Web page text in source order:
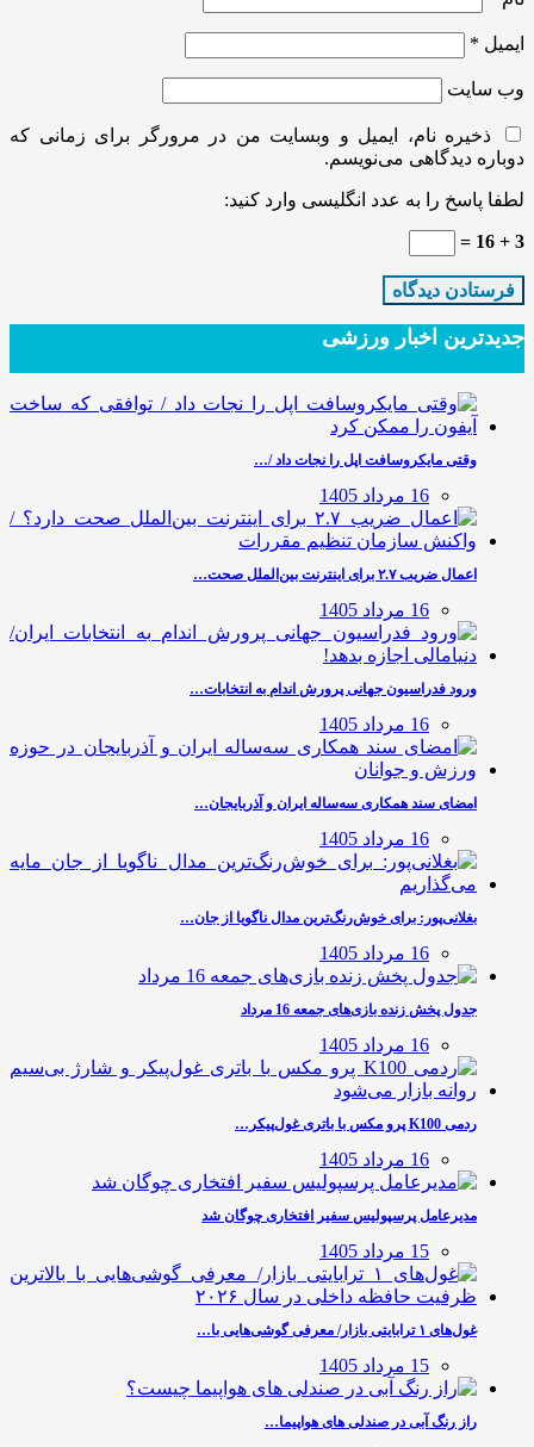
ایمیل *
وب‌ سایت
ذخیره نام، ایمیل و وبسایت من در مرورگر برای زمانی که
دوباره دیدگاهی می‌نویسم.
لطفا پاسخ را به عدد انگلیسی وارد کنید:
3 + 16 =
جدیدترین‌ اخبار ورزشی
وقتی مایکروسافت اپل را نجات داد /…
16 مرداد 1405
اعمال ضریب ۲.۷ برای اینترنت بین‌الملل صحت…
16 مرداد 1405
ورود فدراسیون جهانی پرورش اندام به انتخابات…
16 مرداد 1405
امضای سند همکاری سه‌ساله ایران و آذربایجان…
16 مرداد 1405
بغلانی‌پور: برای خوش‌رنگ‌ترین مدال ناگویا از جان…
16 مرداد 1405
جدول پخش زنده بازی‌های جمعه 16 مرداد
16 مرداد 1405
ردمی K100 پرو مکس با باتری غول‌پیکر…
16 مرداد 1405
مدیرعامل پرسپولیس سفیر افتخاری چوگان شد
15 مرداد 1405
غول‌های ۱ ترابایتی بازار/ معرفی گوشی‌هایی با…
15 مرداد 1405
راز رنگ آبی در صندلی های هواپیما…